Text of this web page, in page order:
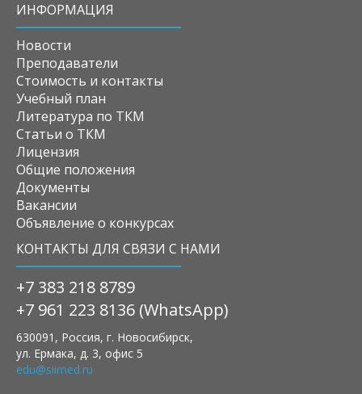
ИНФОРМАЦИЯ
Новости
Преподаватели
Стоимость и контакты
Учебный план
Литература по ТКМ
Статьи о ТКМ
Лицензия
Общие положения
Документы
Вакансии
Объявление о конкурсах
КОНТАКТЫ ДЛЯ СВЯЗИ С НАМИ
+7 383 218 8789
+7 961 223 8136 (WhatsApp)
630091, Россия, г. Новосибирск,
ул. Ермака, д. 3, офис 5
edu@siimed.ru